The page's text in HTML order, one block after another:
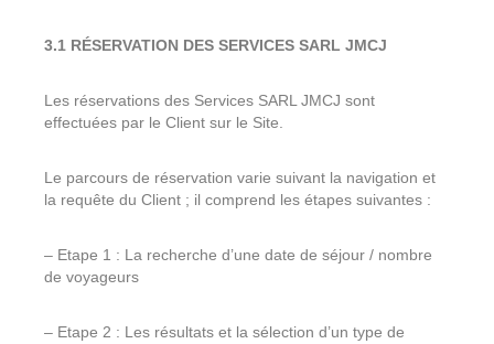
3.1 RÉSERVATION DES SERVICES SARL JMCJ
Les réservations des Services SARL JMCJ sont
effectuées par le Client sur le Site.
Le parcours de réservation varie suivant la navigation et
la requête du Client ; il comprend les étapes suivantes :
– Etape 1 : La recherche d’une date de séjour / nombre
de voyageurs
– Etape 2 : Les résultats et la sélection d’un type de